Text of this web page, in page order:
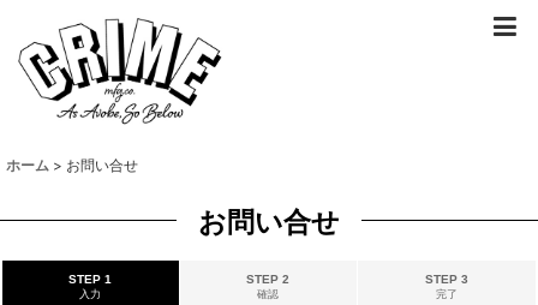
ホーム > お問い合せ
お問い合せ
STEP 1
入力
STEP 2
確認
STEP 3
完了